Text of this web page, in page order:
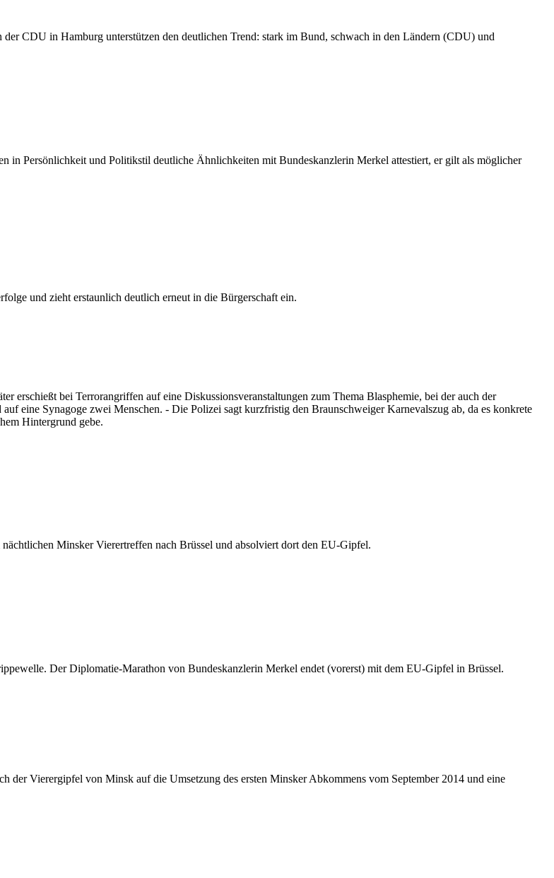
der CDU in Hamburg unterstützen den deutlichen Trend: stark im Bund, schwach in den Ländern (CDU) und
in Persönlichkeit und Politikstil deutliche Ähnlichkeiten mit Bundeskanzlerin Merkel attestiert, er gilt als möglicher
und zieht erstaunlich deutlich erneut in die Bürgerschaft ein.
erschießt bei Terrorangriffen auf eine Diskussionsveranstaltungen zum Thema Blasphemie, bei der auch der
eine Synagoge zwei Menschen. - Die Polizei sagt kurzfristig den Braunschweiger Karnevalszug ab, da es konkrete
Hintergrund gebe.
Minsker Vierertreffen nach Brüssel und absolviert dort den EU-Gipfel.
Der Diplomatie-Marathon von Bundeskanzlerin Merkel endet (vorerst) mit dem EU-Gipfel in Brüssel.
der Vierergipfel von Minsk auf die Umsetzung des ersten Minsker Abkommens vom September 2014 und eine